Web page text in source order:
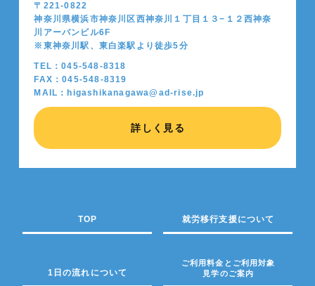
〒221-0822
神奈川県横浜市神奈川区西神奈川１丁目１３−１２西神奈
川アーバンビル6F
※東神奈川駅、東白楽駅より徒歩5分
TEL：045-548-8318
FAX：045-548-8319
MAIL：higashikanagawa@ad-rise.jp
詳しく見る
TOP 就労移行支援について
1日の流れについて
ご利用料金とご利用対象
見学のご案内